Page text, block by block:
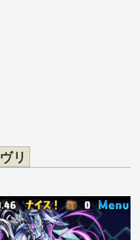
ヴリ